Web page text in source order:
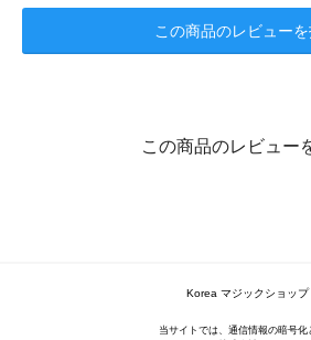
この商品のレビュー
この商品のレビュー
Korea マジックショップ
当サイトでは、通信情報の暗号